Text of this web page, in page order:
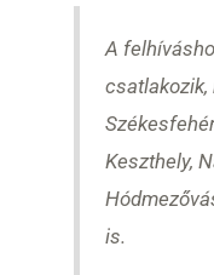
A
csatlakozik,
Keszthely,
is.